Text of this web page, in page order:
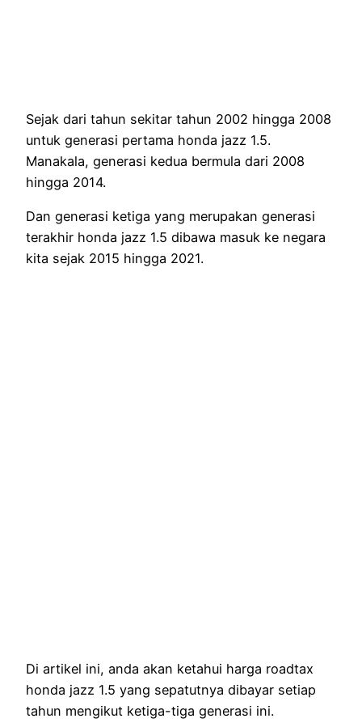
Sejak dari tahun sekitar tahun 2002 hingga 2008
untuk generasi pertama honda jazz 1.5.
Manakala, generasi kedua bermula dari 2008
hingga 2014.
Dan generasi ketiga yang merupakan generasi
terakhir honda jazz 1.5 dibawa masuk ke negara
kita sejak 2015 hingga 2021.
Di artikel ini, anda akan ketahui harga roadtax
honda jazz 1.5 yang sepatutnya dibayar setiap
tahun mengikut ketiga-tiga generasi ini.